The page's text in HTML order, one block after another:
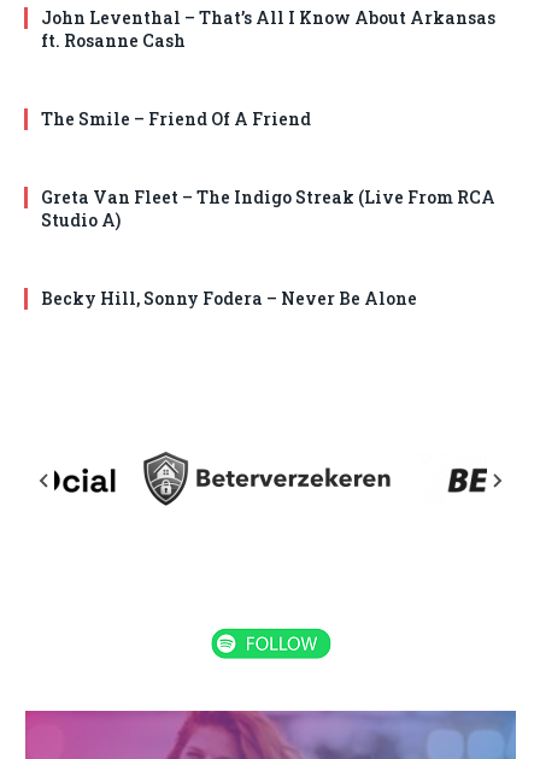
John Leventhal – That’s All I Know About Arkansas
ft. Rosanne Cash
The Smile – Friend Of A Friend
Greta Van Fleet – The Indigo Streak (Live From RCA
Studio A)
Becky Hill, Sonny Fodera – Never Be Alone